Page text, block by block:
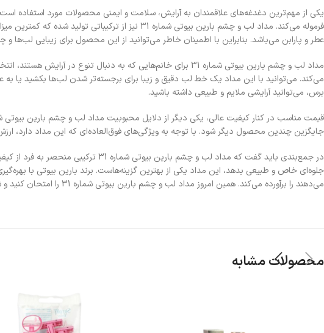
یکی از مهم‌ترین دغدغه‌های علاقمندان به آرایش، سلامت و ایمنی محصولات مورد استفاده
فرموله می‌کند. مداد لب و چشم بارین بیوتی شماره
عطر و پارابن می‌باشد. بنابراین با اطمینان خاطر می‌توانید از این محصول برای زیبایی لب‌ها
مداد لب و چشم بارین بیوتی شماره 31 برای خانم‌هایی که به
می‌کند. می‌توانید با این مداد یک خط لب دقیق و زیبا برای برجسته‌تر شدن لب‌ها بکشید
برس، می‌توانید آرایشی ملایم و طبیعی داشته باشید.
جایگزین چندین محصول دیگر شود. با توجه به ویژگی‌های فوق‌العاده‌ای که این مداد دارد،
در جمع‌بندی باید گفت که مداد لب و
جلوه‌ای خاص و طبیعی بدهد، این مداد یکی از بهترین گزینه‌هاست. برند بارین بیوتی با
می‌دهند را برآورده می‌کند. همین امروز مداد لب و چشم بارین بیوتی شماره 31 را امتحان کنید و شاهد تغییر محسوس در جذابیت چهره خود باشید.
محصولات مشابه